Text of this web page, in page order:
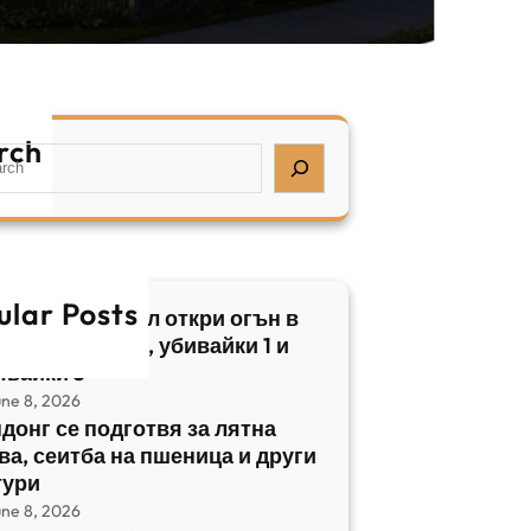
Posts
нападател откри огън в
Израел, убивайки 1 и
5
8, 2026
се подготвя за лятна
сеитба на пшеница и други
8, 2026